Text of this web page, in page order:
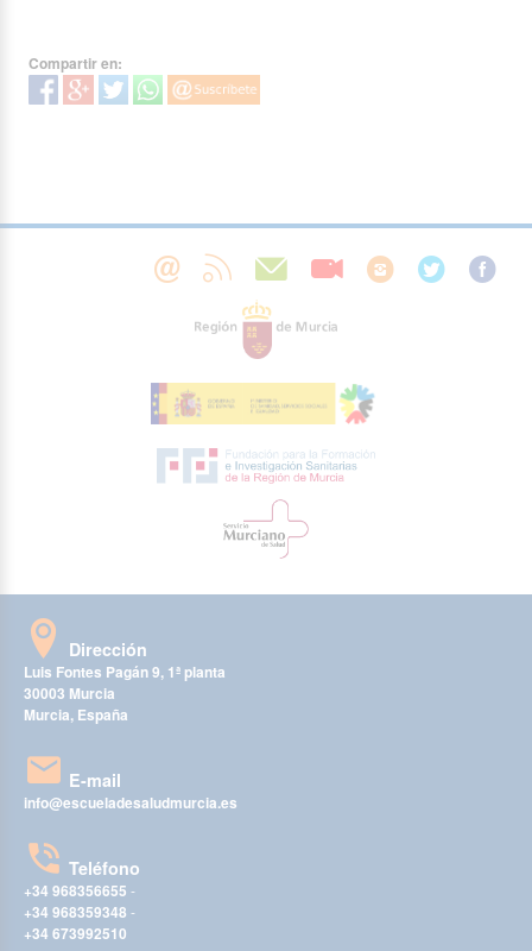
Compartir en:
Dirección
Luis Fontes Pagán 9, 1ª planta
30003 Murcia
Murcia, España
E-mail
info@escueladesaludmurcia.es
Teléfono
+34 968356655 -
+34 968359348 -
+34 673992510